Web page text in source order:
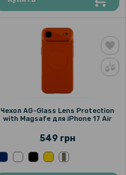
Чехол AG-Glass Lens Protection
with Magsafe для iPhone 17 Air
549 грн